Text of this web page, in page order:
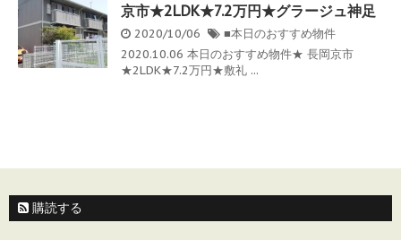
京市★2LDK★7.2万円★グラージュ神足
2020/10/06
■本日のおすすめ物件
2020.10.06 本日のおすすめ物件★ 長岡京市
★2LDK★7.2万円★敷礼 ...
購読する